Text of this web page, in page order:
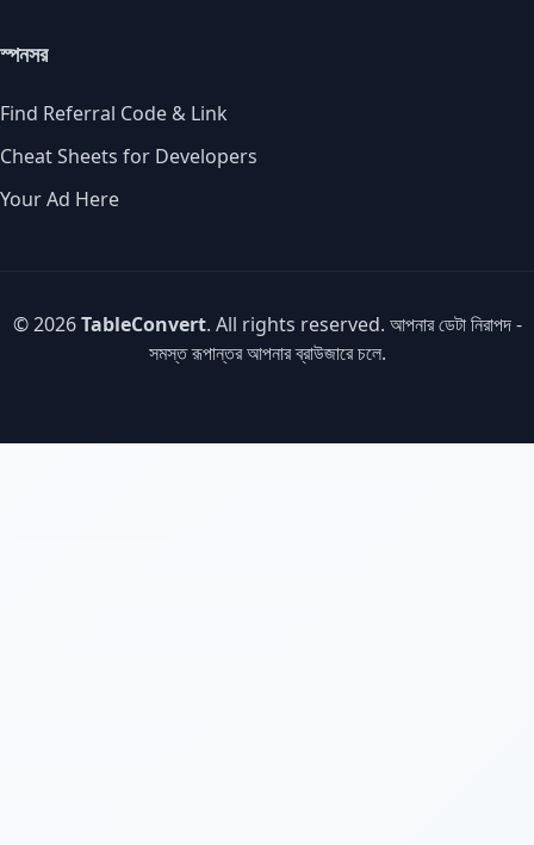
স্পনসর
Find Referral Code & Link
Cheat Sheets for Developers
Your Ad Here
© 2026TableConvert. All rights reserved. আপনার ডেটা নিরাপদ -
সমস্ত রূপান্তর আপনার ব্রাউজারে চলে.